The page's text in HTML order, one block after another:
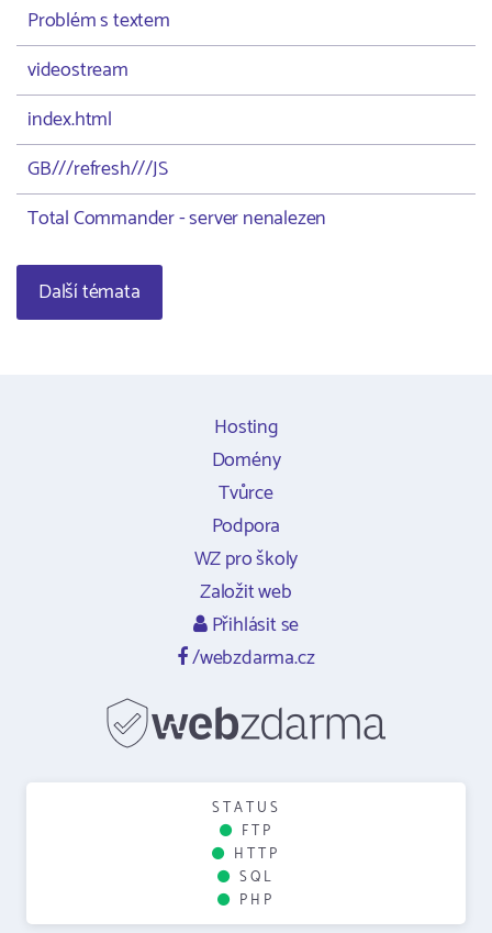
Problém s textem
videostream
index.html
GB///refresh///JS
Total Commander - server nenalezen
Další témata
Hosting
Domény
Tvůrce
Podpora
WZ pro školy
Založit web
Přihlásit se
/webzdarma.cz
STATUS
FTP
HTTP
SQL
PHP